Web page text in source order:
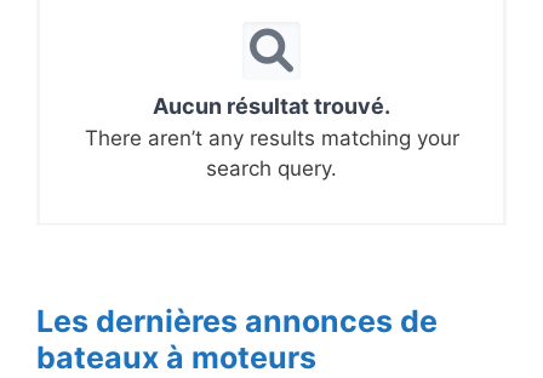
Aucun résultat trouvé.
There aren’t any results matching your
search query.
Les dernières annonces de
bateaux à moteurs